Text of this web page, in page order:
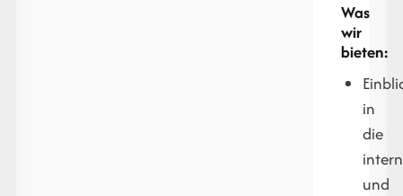
Was
wir
bieten:
in
die
und